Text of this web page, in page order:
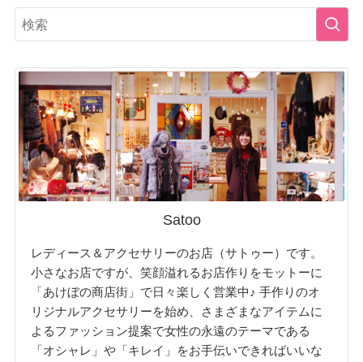
Satoo
レディース＆アクセサリーのお店（サトゥー）です。
小さなお店ですが、笑顔溢れるお店作りをモットーに
「あけぼの商店街」で日々楽しく営業中♪ 手作りのオ
リジナルアクセサリーを始め、さまざまなアイテムに
よるファッション提案で女性の永遠のテーマである
「オシャレ」や「キレイ」をお手伝いできればいいな